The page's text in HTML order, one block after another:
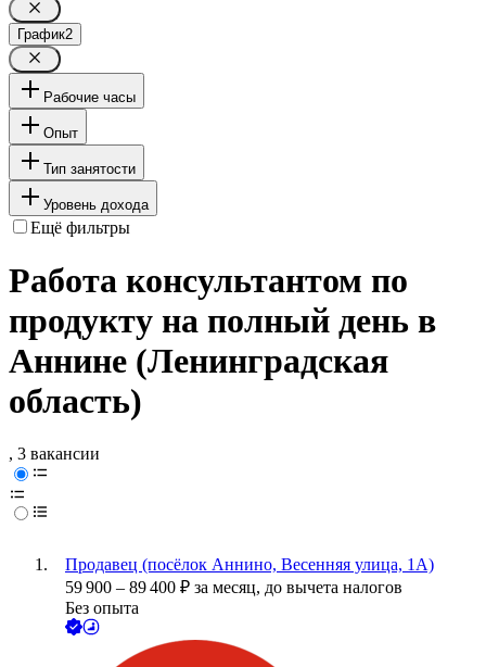
График2
Рабочие часы
Опыт
Тип занятости
Уровень дохода
Ещё фильтры
Работа консультантом по
продукту на полный день в
Аннине (Ленинградская
область)
, 3 вакансии
Продавец (посёлок Аннино, Весенняя улица, 1А)
59 900 – 89 400 ₽ за месяц, до вычета налогов
Без опыта